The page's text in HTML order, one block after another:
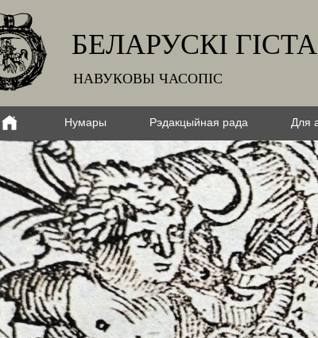
БЕЛАРУСКІ
НАВУКОВЫ ЧАСОПІС
Нумары Рэдакцыйная рада Для